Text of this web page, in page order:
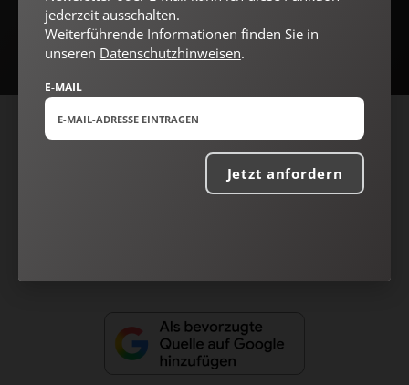
AGB und Widerrufsbelehrung Barrierefreiheit
jederzeit ausschalten.
Weiterführende Informationen finden Sie in
unseren Datenschutzhinweisen.
E-MAIL
Jetzt anfordern